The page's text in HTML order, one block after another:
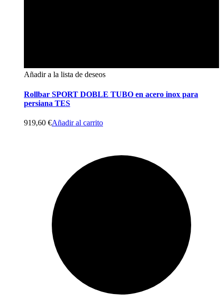
Añadir a la lista de deseos
Rollbar SPORT DOBLE TUBO en acero inox para
persiana TES
919,60 €Añadir al carrito